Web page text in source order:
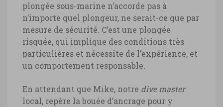
plongée sous-marine n’accorde pas à
n’importe quel plongeur, ne serait-ce que par
mesure de sécurité. C’est une plongée
risquée, qui implique des conditions très
particulières et nécessite de l’expérience, et
un comportement responsable.
En attendant que Mike, notre dive master
local, repère la bouée d’ancrage pour y